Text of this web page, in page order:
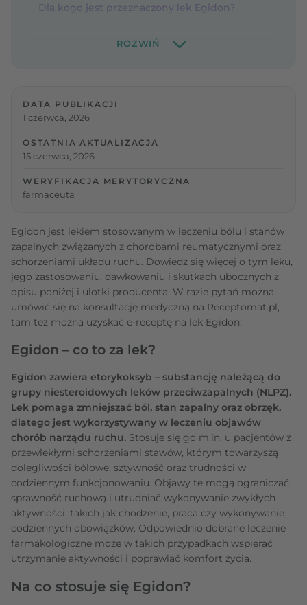
Dla kogo jest przeznaczony lek Egidon?
DATA PUBLIKACJI
1 czerwca, 2026
OSTATNIA AKTUALIZACJA
15 czerwca, 2026
WERYFIKACJA MERYTORYCZNA
farmaceuta
Egidon jest lekiem stosowanym w leczeniu bólu i stanów
zapalnych związanych z chorobami reumatycznymi oraz
schorzeniami układu ruchu. Dowiedz się więcej o tym leku,
jego zastosowaniu, dawkowaniu i skutkach ubocznych z
opisu poniżej i ulotki producenta. W razie pytań można
umówić się na konsultację medyczną na Receptomat.pl,
tam też można uzyskać e-receptę na lek Egidon.
Egidon – co to za lek?
Egidon zawiera etorykoksyb – substancję należącą do
grupy niesteroidowych leków przeciwzapalnych (NLPZ).
Lek pomaga zmniejszać ból, stan zapalny oraz obrzęk,
dlatego jest wykorzystywany w leczeniu objawów
chorób narządu ruchu. Stosuje się go m.in. u pacjentów z
przewlekłymi schorzeniami stawów, którym towarzyszą
dolegliwości bólowe, sztywność oraz trudności w
codziennym funkcjonowaniu. Objawy te mogą ograniczać
sprawność ruchową i utrudniać wykonywanie zwykłych
aktywności, takich jak chodzenie, praca czy wykonywanie
codziennych obowiązków. Odpowiednio dobrane leczenie
farmakologiczne może w takich przypadkach wspierać
utrzymanie aktywności i poprawiać komfort życia.
Na co stosuje się Egidon?